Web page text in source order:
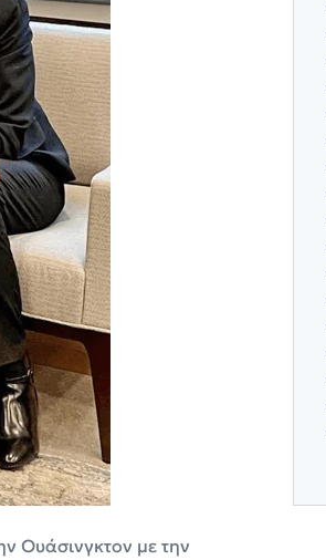
Ουάσινγκτον με την